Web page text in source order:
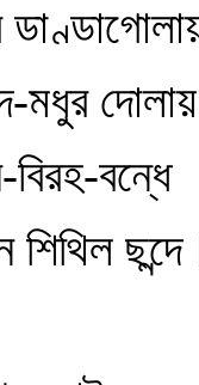
মধুর দোলায়
বন্ধে
শিথিল